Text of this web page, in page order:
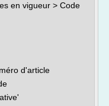
en vigueur > Code
d'article